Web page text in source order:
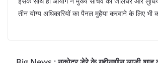
तीन योग्य अधिकारियों का पैनल मुहैया करवाने के लिए भी